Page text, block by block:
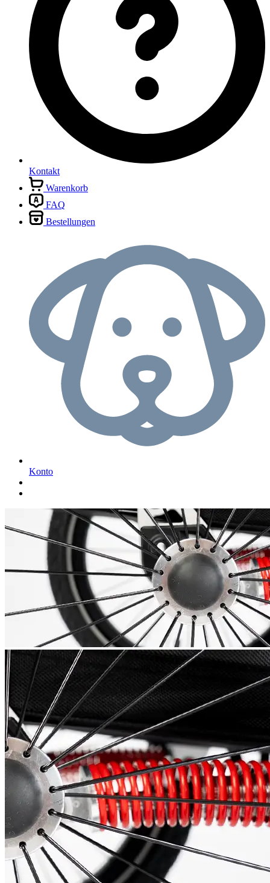
Kontakt
Warenkorb
FAQ
Bestellungen
Konto